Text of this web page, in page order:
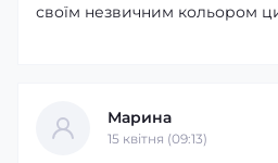
своїм незвичним кольором
Марина
15 квітня (09:13)